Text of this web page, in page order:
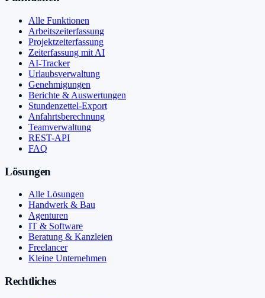
Alle Funktionen
Arbeitszeiterfassung
Projektzeiterfassung
Zeiterfassung mit AI
AI-Tracker
Urlaubsverwaltung
Genehmigungen
Berichte & Auswertungen
Stundenzettel-Export
Anfahrtsberechnung
Teamverwaltung
REST-API
FAQ
Lösungen
Alle Lösungen
Handwerk & Bau
Agenturen
IT & Software
Beratung & Kanzleien
Freelancer
Kleine Unternehmen
Rechtliches